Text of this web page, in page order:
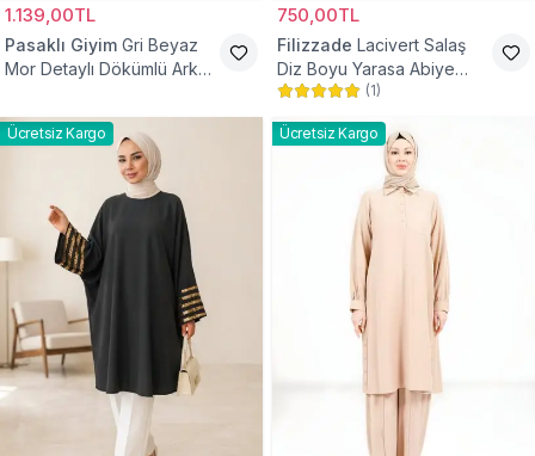
1.139,00TL
Pasaklı Giyim Gri Beyaz
Mor Detaylı Dökümlü Arkası
750,00TL
Filizzade Lacivert Salaş
Diz Boyu Yarasa Abiye
Tunik
(1)
Ücretsiz Kargo Ücretsiz Kargo